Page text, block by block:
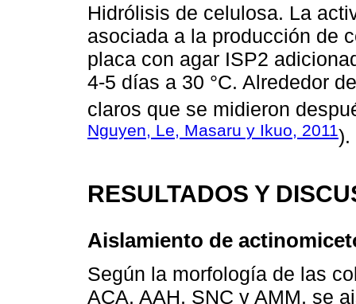
Hidrólisis de celulosa. La
asociada a la producción de
placa con agar ISP2
4-5 días a 30 °C. Alrededor
claros que se midieron
Nguyen, Le, Masaru y Ikuo, 2011).
RESULTADOS Y
Aislamiento de
Según la morfología de las
ACA, AAH, SNC y AMM, se